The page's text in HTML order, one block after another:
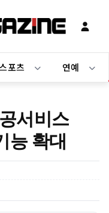
포츠 연예
서비스
능 확대